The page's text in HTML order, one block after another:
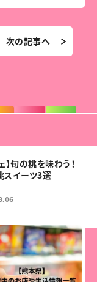
次の記事へ
】旬の桃を味わう！
スイーツ3選